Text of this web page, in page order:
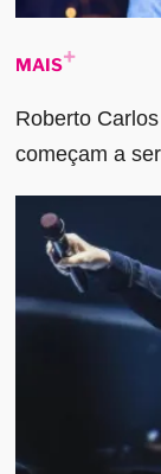
MAIS
Roberto
começam a